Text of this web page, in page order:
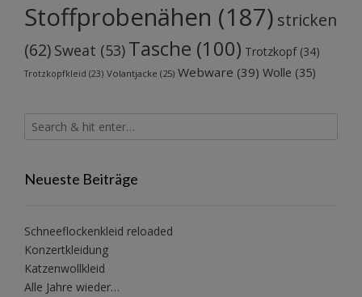
Stoffprobenähen (187) stricken
(62) Sweat (53) Tasche (100) Trotzkopf(34)
Trotzkopfkleid (23) Volantjacke (25) Webware (39) Wolle (35)
Neueste Beiträge
Schneeflockenkleid reloaded
Konzertkleidung
Katzenwollkleid
Alle Jahre wieder…